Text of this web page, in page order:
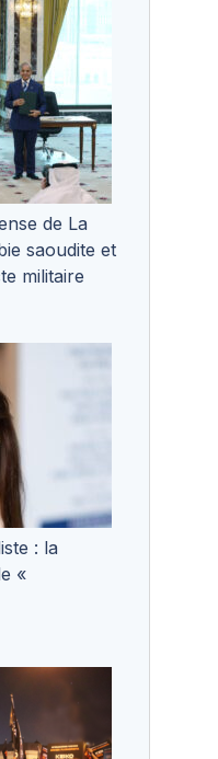
de La
saoudite et
militaire
: la
«